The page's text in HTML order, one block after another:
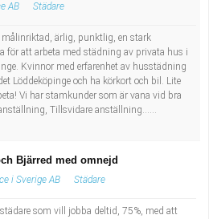
AB Städare
målinriktad, ärlig, punktlig, en stark
för att arbeta med städning av privata hus i
Kvinnor med erfarenhet av husstädning
Löddeköpinge och ha körkort och bil. Lite
Vi har stamkunder som är vana vid bra
Tillsvidare anställning......
Bjärred med omnejd
i Sverige AB Städare
som vill jobba deltid, 75%, med att